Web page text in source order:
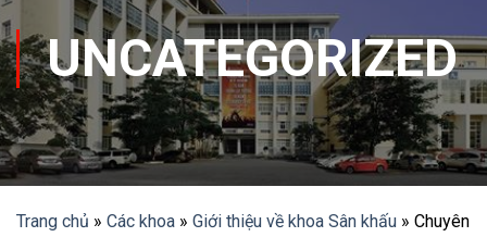
UNCATEGORIZED
Trang chủ » Các khoa » Giới thiệu về khoa Sân khấu » Chuyên